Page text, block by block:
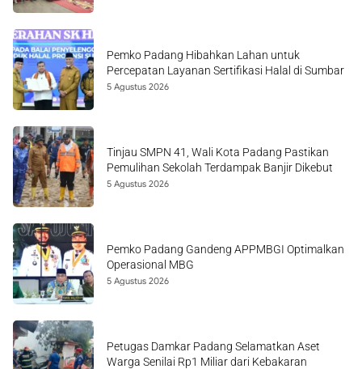
Pemko Padang Hibahkan Lahan untuk
Percepatan Layanan Sertifikasi Halal di Sumbar
5 Agustus 2026
Tinjau SMPN 41, Wali Kota Padang Pastikan
Pemulihan Sekolah Terdampak Banjir Dikebut
5 Agustus 2026
Pemko Padang Gandeng APPMBGI Optimalkan
Operasional MBG
5 Agustus 2026
Petugas Damkar Padang Selamatkan Aset
Warga Senilai Rp1 Miliar dari Kebakaran